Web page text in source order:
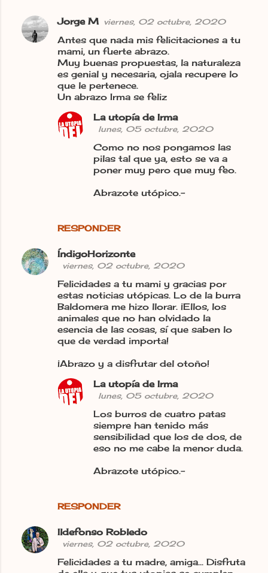
Jorge M viernes, 02 octubre, 2020
Antes que nada mis felicitaciones a tu
mami, un fuerte abrazo.
Muy buenas propuestas, la naturaleza
es genial y necesaria, ojala recupere lo
que le pertenece.
Un abrazo Irma se feliz
RESPONDER
La utopía de Irma
lunes, 05 octubre, 2020
Como no nos pongamos las
pilas tal que ya, esto se va a
poner muy pero que muy feo.
Abrazote utópico.-
ÍndigoHorizonte
viernes, 02 octubre, 2020
Felicidades a tu mami y gracias por
estas noticias utópicas. Lo de la burra
Baldomera me hizo llorar. ¡Ellos, los
animales que no han olvidado la
esencia de las cosas, sí que saben lo
que de verdad importa!
¡Abrazo y a disfrutar del otoño!
RESPONDER
La utopía de Irma
lunes, 05 octubre, 2020
Los burros de cuatro patas
siempre han tenido más
sensibilidad que los de dos, de
eso no me cabe la menor duda.
Abrazote utópico.-
Ildefonso Robledo
viernes, 02 octubre, 2020
Felicidades a tu madre, amiga... Disfruta